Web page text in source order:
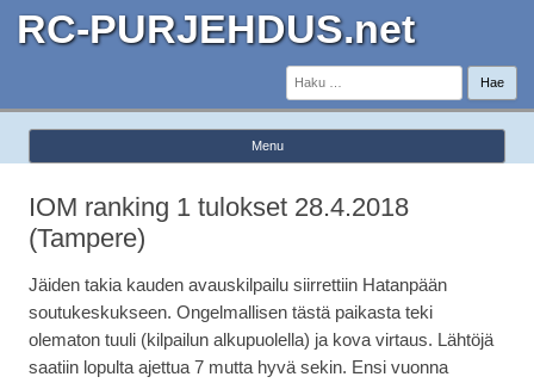
RC-PURJEHDUS.net
Haku:
Menu
IOM ranking 1 tulokset 28.4.2018
(Tampere)
Jäiden takia kauden avauskilpailu siirrettiin Hatanpään
soutukeskukseen. Ongelmallisen tästä paikasta teki
olematon tuuli (kilpailun alkupuolella) ja kova virtaus. Lähtöjä
saatiin lopulta ajettua 7 mutta hyvä sekin. Ensi vuonna